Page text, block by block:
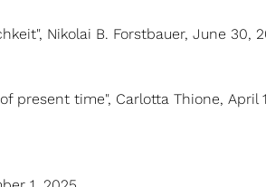
Nikolai B. Forstbauer, June 30,
present time", Carlotta Thione, April